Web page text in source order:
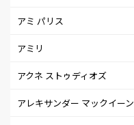
アミ パリス
アミリ
アクネ ストゥディオズ
アレキサンダー マックイーン